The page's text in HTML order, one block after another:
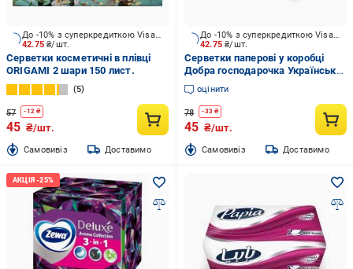
42.75₴/шт.
До -10% з суперкредиткою Visa Вигода
Серветки косметичні в плівці
ORIGAMI 2 шари 150 лист.
5
57 -12 ₴
45 ₴/шт.
Cамовивіз Доставимо
42.75₴/шт.
До -10% з суперкредиткою Visa Вигода
Серветки паперові у коробці
Добра господарочка Українська
вибійка 100 шт.
оцінити
78 -33₴
45 ₴/шт.
Cамовивіз Доставимо